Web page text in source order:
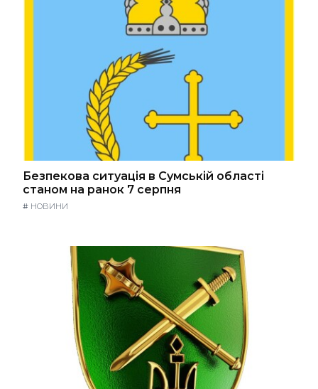
Безпекова ситуація в Сумській області
станом на ранок 7 серпня
# НОВИНИ